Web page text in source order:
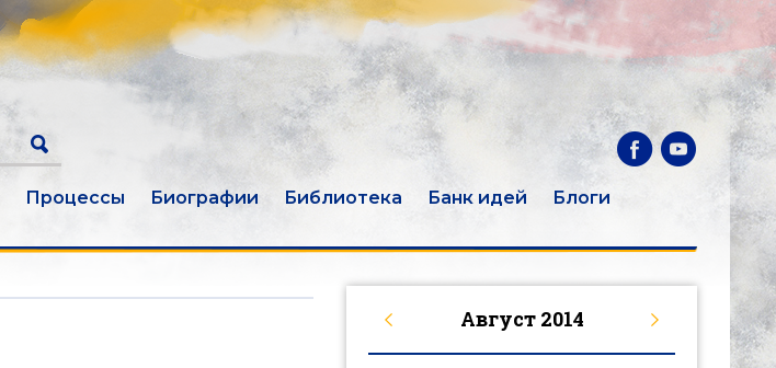
Процессы Биографии Библиотека Банк идей
Блоги
Август 2014